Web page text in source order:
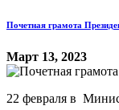
Почетная грамота
Март 13, 2023
22 февраля в